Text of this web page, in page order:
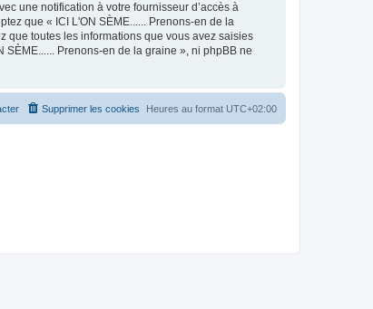
une notification à votre fournisseur d’accès à
que « ICI L'ON SÈME...... Prenons-en de la
que toutes les informations que vous avez saisies
Prenons-en de la graine », ni phpBB ne
Heures au format UTC+02:00
Supprimer les cookies